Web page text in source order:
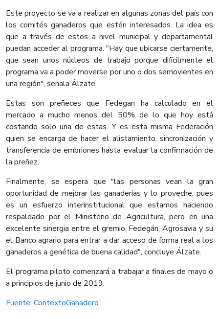
Este proyecto se va a realizar en algunas zonas del país con
los comités ganaderos que estén interesados. La idea es
que a través de estos a nivel municipal y departamental
puedan acceder al programa. "Hay que ubicarse ciertamente,
que sean unos núcleos de trabajo porque difícilmente el
programa va a poder moverse por uno o dos semovientes en
una región", señala Álzate.
Estas son preñeces que Fedegan ha calculado en el
mercado a mucho menos del 50% de lo que hoy está
costando solo una de estas. Y es esta misma Federación
quien se encarga de hacer el alistamiento, sincronización y
transferencia de embriones hasta evaluar la confirmación de
la preñez.
Finalmente, se espera que "las personas vean la gran
oportunidad de mejorar las ganaderías y lo proveche, pues
es un esfuerzo interinstitucional que estamos haciendo
respaldado por el Ministerio de Agricultura, pero en una
excelente sinergia entre el gremio, Fedegán, Agrosavia y su
el Banco agrario para entrar a dar acceso de forma real a los
ganaderos a genética de buena calidad", concluye Álzate.
El programa piloto comenzará a trabajar a finales de mayo o
a principios de junio de 2019.
​Fuente: ContextoGanadero